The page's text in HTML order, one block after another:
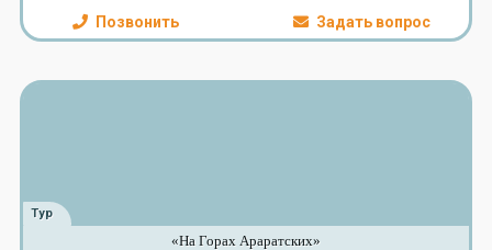
Позвонить Задать вопрос
Тур
«На Горах Араратских»